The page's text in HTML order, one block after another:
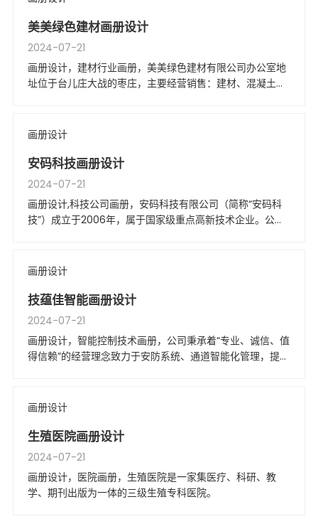
美美绿色建材画册设计
2024-07-21
画册设计，建材行业画册，美美绿色建材有限公司办公室地
址位于台儿庄大战的枣庄，主要经营销售：建材、混凝土；
画册设计
安码科技画册设计
2024-07-21
画册设计,科技公司画册，安码科技有限公司（简称“安码科
技”）成立于2006年，属于国家级重点高新技术企业。公司
画册设计
技蕴佳智能画册设计
2024-07-21
画册设计，智能控制技术画册，公司秉承着“专业、诚信、值
得信赖”的经营理念致力于安防系统、通道智能化管理，提供
画册设计
生殖医院画册设计
2024-07-21
画册设计，医院画册，生殖医院是一家集医疗、科研、教
学、期刊出版为一体的三级生殖专科医院。